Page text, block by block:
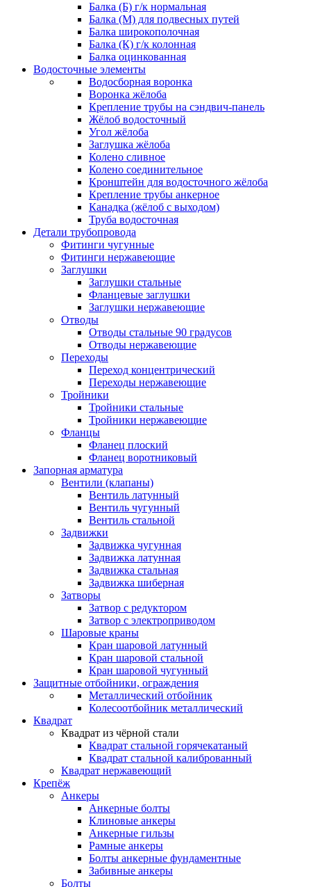
Балка (Б) г/к нормальная
Балка (М) для подвесных путей
Балка широкополочная
Балка (К) г/к колонная
Балка оцинкованная
Водосточные элементы
Водосборная воронка
Воронка жёлоба
Крепление трубы на сэндвич-панель
Жёлоб водосточный
Угол жёлоба
Заглушка жёлоба
Колено сливное
Колено соединительное
Кронштейн для водосточного жёлоба
Крепление трубы анкерное
Канадка (жёлоб с выходом)
Труба водосточная
Детали трубопровода
Фитинги чугунные
Фитинги нержавеющие
Заглушки
Заглушки стальные
Фланцевые заглушки
Заглушки нержавеющие
Отводы
Отводы стальные 90 градусов
Отводы нержавеющие
Переходы
Переход концентрический
Переходы нержавеющие
Тройники
Тройники стальные
Тройники нержавеющие
Фланцы
Фланец плоский
Фланец воротниковый
Запорная арматура
Вентили (клапаны)
Вентиль латунный
Вентиль чугунный
Вентиль стальной
Задвижки
Задвижка чугунная
Задвижка латунная
Задвижка стальная
Задвижка шиберная
Затворы
Затвор с редуктором
Затвор с электроприводом
Шаровые краны
Кран шаровой латунный
Кран шаровой стальной
Кран шаровой чугунный
Защитные отбойники, ограждения
Металлический отбойник
Колесоотбойник металлический
Квадрат
Квадрат из чёрной стали
Квадрат стальной горячекатаный
Квадрат стальной калиброванный
Квадрат нержавеющий
Крепёж
Анкеры
Анкерные болты
Клиновые анкеры
Анкерные гильзы
Рамные анкеры
Болты анкерные фундаментные
Забивные анкеры
Болты